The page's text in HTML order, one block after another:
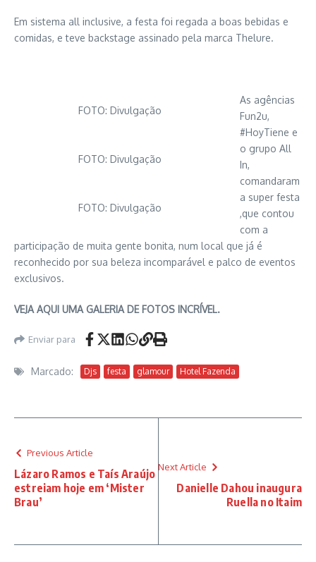
Em sistema all inclusive, a festa foi regada a boas bebidas e
comidas, e teve backstage assinado pela marca Thelure.
FOTO: Divulgação
FOTO: Divulgação
FOTO: Divulgação
As agências
Fun2u,
#HoyTiene e
o grupo All
In,
comandaram
a super festa
,que contou
com a
participação de muita gente bonita, num local que já é
reconhecido por sua beleza incomparável e palco de eventos
exclusivos.
VEJA AQUI UMA GALERIA DE FOTOS INCRÍVEL.
Enviar para
Marcado: Djs festa glamour Hotel Fazenda
Previous Article
Lázaro Ramos e Taís Araújo
estreiam hoje em ‘Mister
Brau’
Next Article
Danielle Dahou inaugura
Ruella no Itaim